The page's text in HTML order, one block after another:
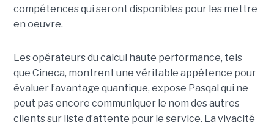
compétences qui seront disponibles pour les mettre
en oeuvre.
Les opérateurs du calcul haute performance, tels
que Cineca, montrent une véritable appétence pour
évaluer l’avantage quantique, expose Pasqal qui ne
peut pas encore communiquer le nom des autres
clients sur liste d’attente pour le service. La vivacité